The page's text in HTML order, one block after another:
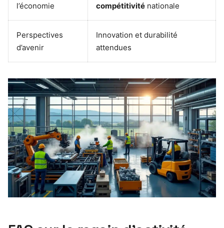
l’économie
compétitivité nationale
Perspectives
d’avenir
Innovation et durabilité
attendues